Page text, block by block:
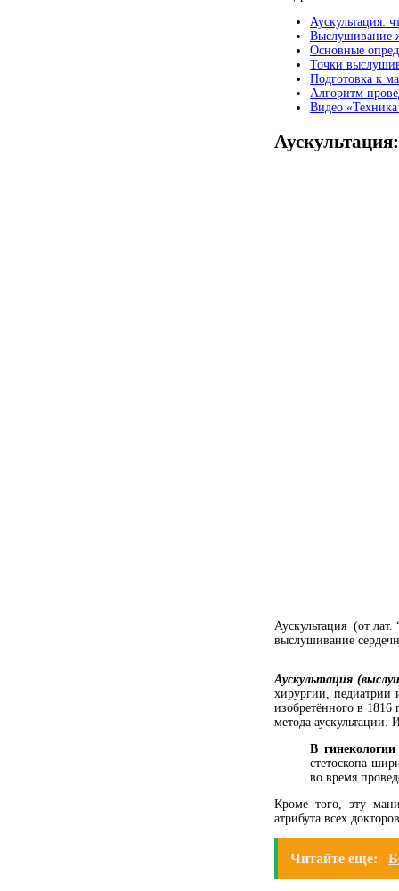
Аускультация:
Выслушивание
Основные
Точки
Подготовка к
Алгоритм
Видео
Аускультация (от лат.
выслушивание
Аускультация
хирургии, педиатрии
изобретённого в
метода
В
стетоскопа
во время
Кроме того, эту
атрибута всех
Читайте еще: